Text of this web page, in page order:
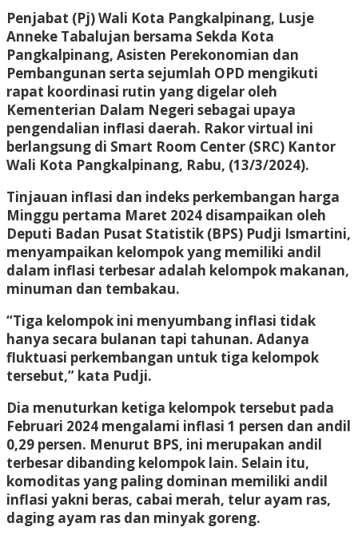
Penjabat (Pj) Wali Kota Pangkalpinang, Lusje
Anneke Tabalujan bersama Sekda Kota
Pangkalpinang, Asisten Perekonomian dan
Pembangunan serta sejumlah OPD mengikuti
rapat koordinasi rutin yang digelar oleh
Kementerian Dalam Negeri sebagai upaya
pengendalian inflasi daerah. Rakor virtual ini
berlangsung di Smart Room Center (SRC) Kantor
Wali Kota Pangkalpinang, Rabu, (13/3/2024).
Tinjauan inflasi dan indeks perkembangan harga
Minggu pertama Maret 2024 disampaikan oleh
Deputi Badan Pusat Statistik (BPS) Pudji Ismartini,
menyampaikan kelompok yang memiliki andil
dalam inflasi terbesar adalah kelompok makanan,
minuman dan tembakau.
“Tiga kelompok ini menyumbang inflasi tidak
hanya secara bulanan tapi tahunan. Adanya
fluktuasi perkembangan untuk tiga kelompok
tersebut,” kata Pudji.
Dia menuturkan ketiga kelompok tersebut pada
Februari 2024 mengalami inflasi 1 persen dan andil
0,29 persen. Menurut BPS, ini merupakan andil
terbesar dibanding kelompok lain. Selain itu,
komoditas yang paling dominan memiliki andil
inflasi yakni beras, cabai merah, telur ayam ras,
daging ayam ras dan minyak goreng.